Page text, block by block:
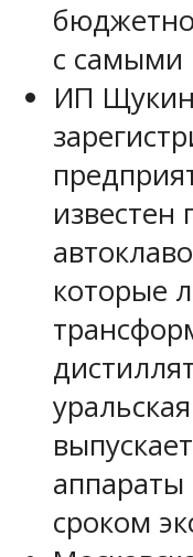
с самыми
ИП
известен
которые
сроком